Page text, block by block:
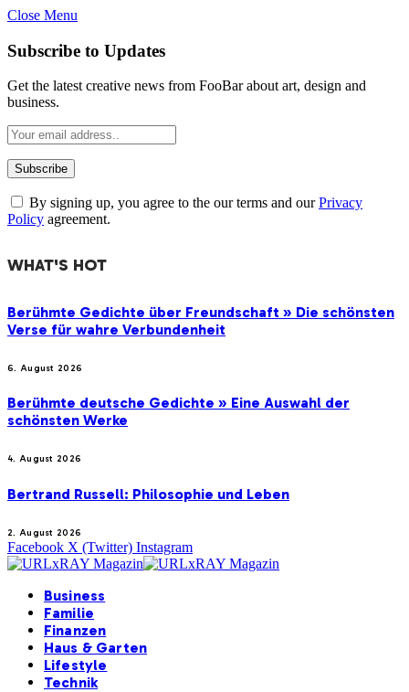
Close Menu
Subscribe to Updates
Get the latest creative news from FooBar about art, design and
business.
By signing up, you agree to the our terms and ourPrivacy
Policy agreement.
WHAT'S HOT
Berühmte Gedichte über Freundschaft » Die schönsten
Verse für wahre Verbundenheit
6. August 2026
Berühmte deutsche Gedichte » Eine Auswahl der
schönsten Werke
4. August 2026
Bertrand Russell: Philosophie und Leben
2. August 2026
Facebook X (Twitter) Instagram
Business
Familie
Finanzen
Haus & Garten
Lifestyle
Technik